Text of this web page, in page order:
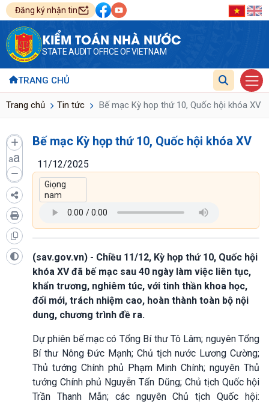
Đăng ký nhận tin
KIỂM TOÁN NHÀ NƯỚC
STATE AUDIT OFFICE OF VIETNAM
TRANG CHỦ
Trang chủ Tin tức Bế mạc Kỳ họp thứ 10, Quốc hội khóa XV
aa
Bế mạc Kỳ họp thứ 10, Quốc hội khóa XV
11/12/2025
(sav.gov.vn) - Chiều 11/12, Kỳ họp thứ 10, Quốc hội
khóa XV đã bế mạc sau 40 ngày làm việc liên tục,
khẩn trương, nghiêm túc, với tinh thần khoa học,
đổi mới, trách nhiệm cao, hoàn thành toàn bộ nội
dung, chương trình đề ra.
Dự phiên bế mạc có Tổng Bí thư Tô Lâm; nguyên Tổng
Bí thư Nông Đức Mạnh; Chủ tịch nước Lương Cường;
Thủ tướng Chính phủ Phạm Minh Chính; nguyên Thủ
tướng Chính phủ Nguyễn Tấn Dũng; Chủ tịch Quốc hội
Trần Thanh Mẫn; các nguyên Chủ tịch Quốc hội: